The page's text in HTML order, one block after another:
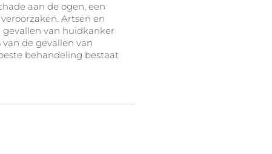
aan de ogen, een
Artsen en
van huidkanker
de gevallen van
behandeling bestaat